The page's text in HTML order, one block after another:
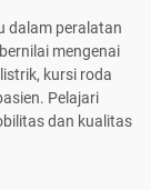
dalam peralatan
mengenai
kursi roda
Pelajari
dan kualitas